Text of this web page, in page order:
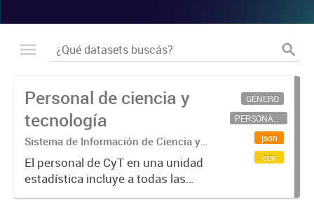
Personal de ciencia y
tecnología
Sistema de Información de Ciencia y
Tecnología Argentino (SICYTAR)
El personal de CyT en una unidad
estadística incluye a todas las
personas involucradas
GÉNERO
PERSONAL CIENTÍFICO-TECNOLÓGICO
json
csv